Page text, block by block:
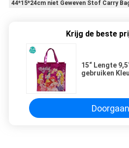
44*15*24cm niet Geweven Stof Carry
Krijg de beste
15“ Lengte
gebruiken
Doorgaan